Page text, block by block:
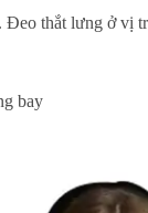
thắt lưng ở vị
bay